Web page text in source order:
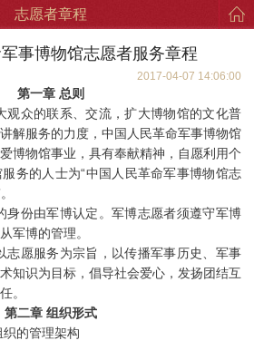
志愿者章程
事博物馆志愿者服务章程
2017-04-07 14:06:00
第一章 总则
观众的联系、交流，扩大博物馆的文化普
解服务的力度，中国人民革命军事博物馆
博物馆事业，具有奉献精神，自愿利用个
务的人士为“中国人民革命军事博物馆志
身份由军博认定。军博志愿者须遵守军博
军博的管理。
志愿服务为宗旨，以传播军事历史、军事
知识为目标，倡导社会爱心，发扬团结互
。
第二章 组织形式
的管理架构